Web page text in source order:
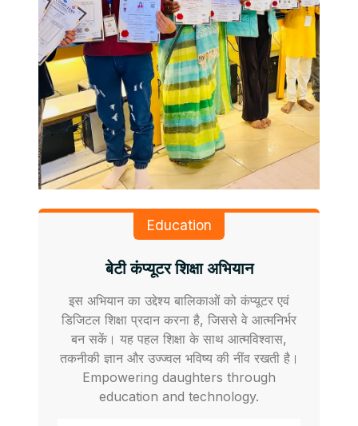
Education
बेटी कंप्यूटर शिक्षा अभियान
इस अभियान का उद्देश्य बालिकाओं को कंप्यूटर एवं
डिजिटल शिक्षा प्रदान करना है, जिससे वे आत्मनिर्भर
बन सकें। यह पहल शिक्षा के साथ आत्मविश्वास,
तकनीकी ज्ञान और उज्ज्वल भविष्य की नींव रखती है।
Empowering daughters through
education and technology.